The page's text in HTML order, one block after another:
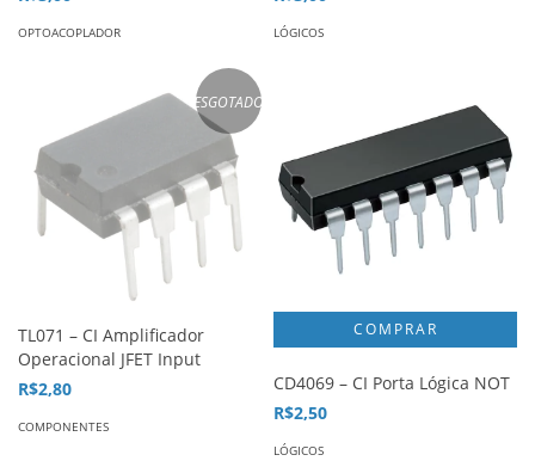
OPTOACOPLADOR LÓGICOS
ESGOTADO
TL071 – CI Amplificador
Operacional JFET Input
R$2,80
COMPONENTES
CD4069 – CI Porta Lógica NOT
R$2,50
LÓGICOS